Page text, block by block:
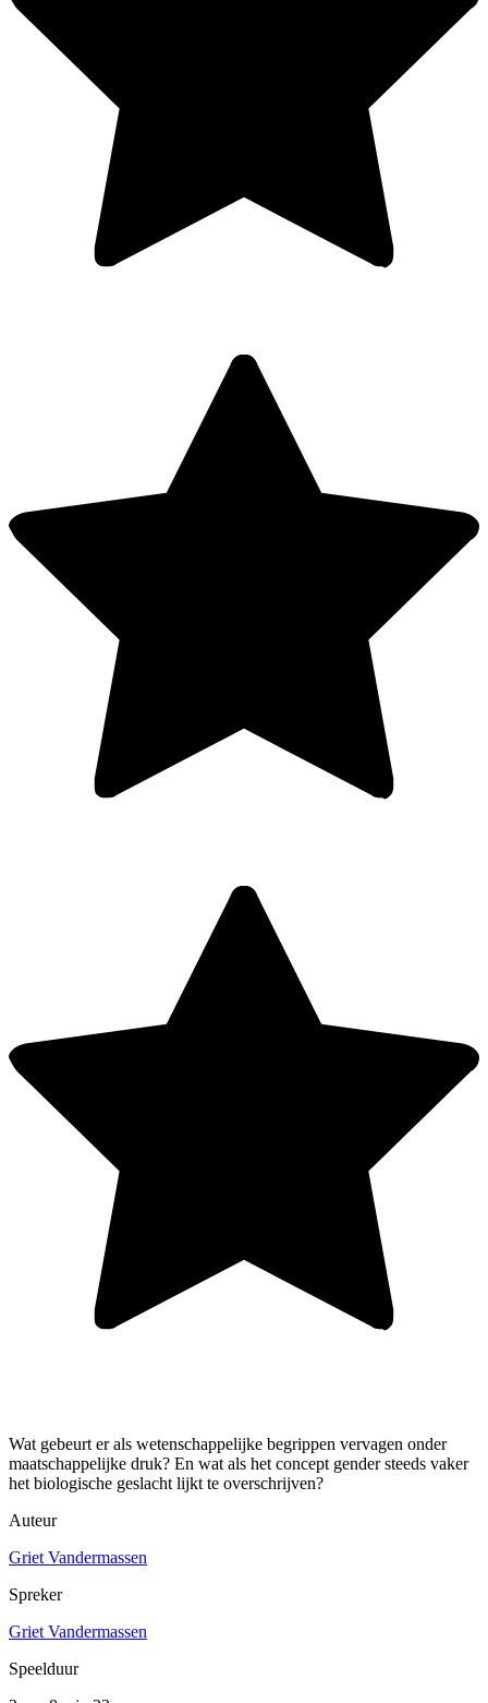
Wat gebeurt er als wetenschappelijke begrippen vervagen onder
maatschappelijke druk? En wat als het concept gender steeds vaker
het biologische geslacht lijkt te overschrijven?
Auteur
Griet Vandermassen
Spreker
Griet Vandermassen
Speelduur